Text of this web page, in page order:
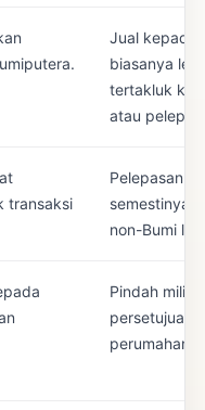
Jual kepada
biasanya
tertakluk
atau
transaksi
Pelepasan
semestinya
non-Bumi lot
Pindah milik
persetujuan
perumahan